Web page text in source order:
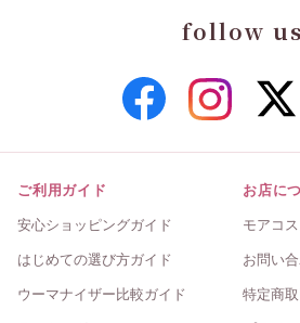
follow us
ご利用ガイド
安心ショッピングガイド
はじめての選び方ガイド
ウーマナイザー比較ガイド
お店に
モアコ
お問い
特定商